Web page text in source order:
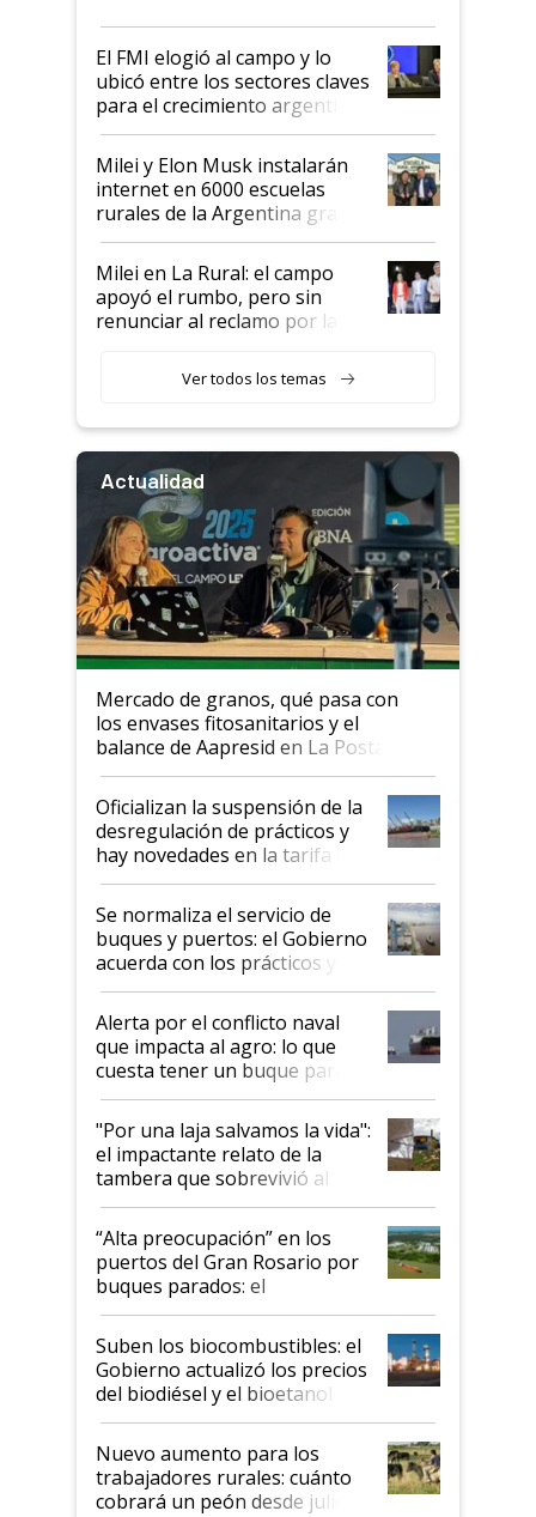
de Milei
El FMI elogió al campo y lo
ubicó entre los sectores claves
para el crecimiento argentino
Milei y Elon Musk instalarán
internet en 6000 escuelas
rurales de la Argentina gracias
a un acuerdo con Starlink
Milei en La Rural: el campo
apoyó el rumbo, pero sin
renunciar al reclamo por las
Ver todos los temas
Actualidad
Mercado de granos, qué pasa con
los envases fitosanitarios y el
balance de Aapresid en La Posta
Oficializan la suspensión de la
desregulación de prácticos y
hay novedades en la tarifa de
la hidrovía
Se normaliza el servicio de
buques y puertos: el Gobierno
acuerda con los prácticos y
suspende el decreto de
desregulación
Alerta por el conflicto naval
que impacta al agro: lo que
cuesta tener un buque parado
y el peligro de que Argentina
pase a ser "país sucio"
"Por una laja salvamos la vida":
el impactante relato de la
tambera que sobrevivió al
tornado
“Alta preocupación” en los
puertos del Gran Rosario por
buques parados: el
funcionamiento de las
exportadoras en tensión tras
la medida de fuerza de los
prácticos
Suben los biocombustibles: el
Gobierno actualizó los precios
del biodiésel y el bioetanol
Nuevo aumento para los
trabajadores rurales: cuánto
cobrará un peón desde julio